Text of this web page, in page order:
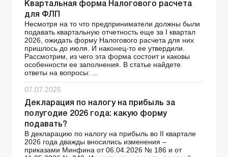
Квартальная форма Налогового расчета
для ФЛП
Несмотря на то что предприниматели должны были
подавать квартальную отчетность еще за І квартал
2026, ожидать форму Налогового расчета для них
пришлось до июля. И наконец-то ее утвердили.
Рассмотрим, из чего эта форма состоит и каковы
особенности ее заполнения. В статье найдете
ответы на вопросы: ...
07.07.2026
Декларация по налогу на прибыль за
полугодие 2026 года: какую форму
подавать?
В декларацию по налогу на прибыль во ІІ квартале
2026 года дважды вносились изменения –
приказами Минфина от 06.04.2026 № 186 и от